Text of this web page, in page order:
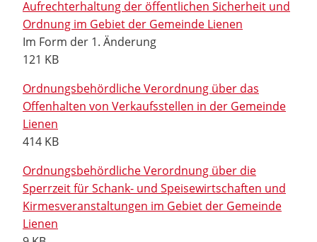
Aufrechterhaltung der öffentlichen Sicherheit und
Ordnung im Gebiet der Gemeinde Lienen
Im Form der 1. Änderung
121 KB
Ordnungsbehördliche Verordnung über das
Offenhalten von Verkaufsstellen in der Gemeinde
Lienen
414 KB
Ordnungsbehördliche Verordnung über die
Sperrzeit für Schank- und Speisewirtschaften und
Kirmesveranstaltungen im Gebiet der Gemeinde
Lienen